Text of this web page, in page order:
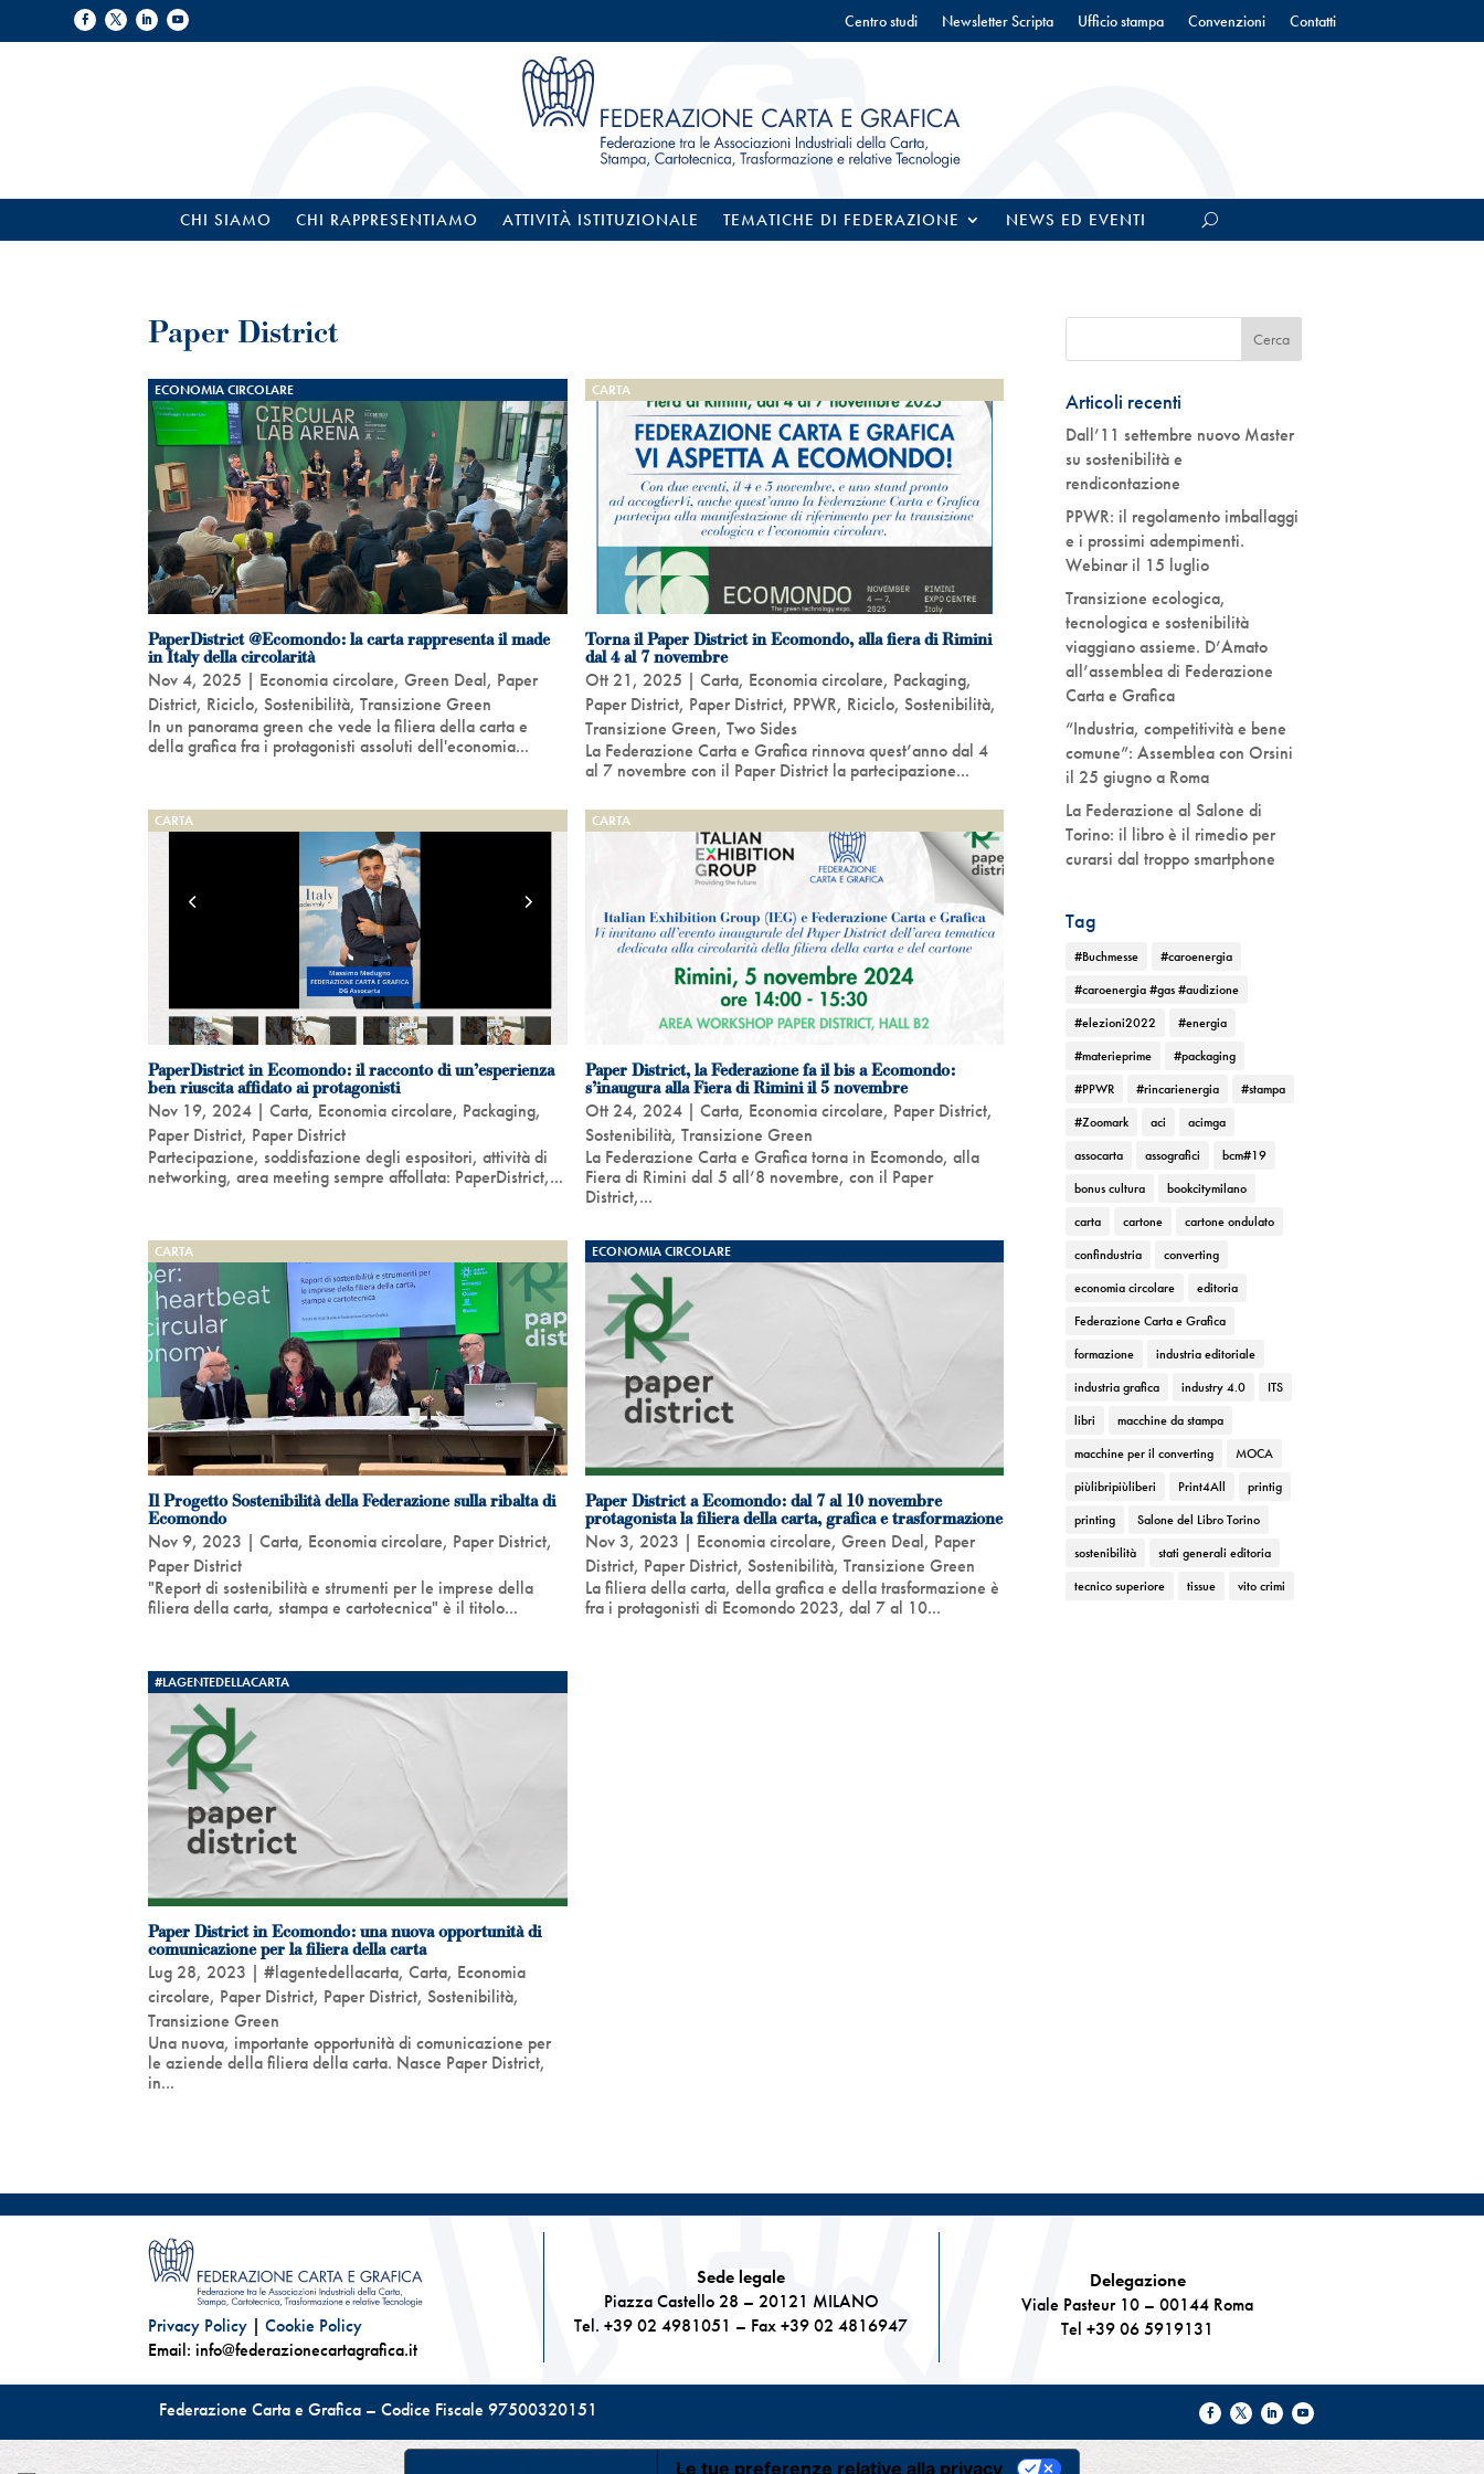
Centro studi Newsletter Scripta Ufficio stampa Convenzioni Contatti
CHI SIAMO CHI RAPPRESENTIAMO ATTIVITÀ ISTITUZIONALE TEMATICHE DI FEDERAZIONE NEWS ED EVENTI
Paper District
ECONOMIA CIRCOLARE
PaperDistrict @Ecomondo: la carta rappresenta il made
in Italy della circolarità
Nov 4, 2025 | Economia circolare,Green Deal, Paper
District, Riciclo,Sostenibilità,Transizione Green
In un panorama green che vede la filiera della carta e
della grafica fra i protagonisti assoluti dell'economia...
CARTA
Torna il Paper District in Ecomondo, alla fiera di Rimini
dal 4 al 7 novembre
Ott 21, 2025 | Carta, Economia circolare, Packaging,
Paper District, Paper District, PPWR, Riciclo, Sostenibilità,
Transizione Green, Two Sides
La Federazione Carta e Grafica rinnova quest’anno dal 4
al 7 novembre con il Paper District la partecipazione...
CARTA
PaperDistrict in Ecomondo: il racconto di un’esperienza
ben riuscita affidato ai protagonisti
Nov 19, 2024 |Carta, Economia circolare, Packaging,
Paper District, Paper District
Partecipazione, soddisfazione degli espositori, attività di
networking, area meeting sempre affollata: PaperDistrict,...
CARTA
Paper District, la Federazione fa il bis a Ecomondo:
s’inaugura alla Fiera di Rimini il 5 novembre
Ott 24, 2024| Carta, Economia circolare, Paper District,
Sostenibilità, Transizione Green
La Federazione Carta e Grafica torna in Ecomondo, alla
Fiera di Rimini dal 5 all’8 novembre, con il Paper
District,...
CARTA
Il Progetto Sostenibilità della Federazione sulla ribalta di
Ecomondo
Nov 9, 2023 |Carta, Economia circolare, Paper District,
Paper District
"Report di sostenibilità e strumenti per le imprese della
filiera della carta, stampa e cartotecnica" è il titolo...
ECONOMIA CIRCOLARE
Paper District a Ecomondo: dal 7 al 10 novembre
protagonista la filiera della carta, grafica e trasformazione
Nov 3, 2023 | Economia circolare, Green Deal, Paper
District, Paper District, Sostenibilità, Transizione Green
La filiera della carta, della grafica e della trasformazione è
fra i protagonisti di Ecomondo 2023, dal 7 al 10...
#LAGENTEDELLACARTA
Paper District in Ecomondo: una nuova opportunità di
comunicazione per la filiera della carta
Lug 28, 2023 |#lagentedellacarta,Carta, Economia
circolare, Paper District, Paper District,Sostenibilità,
Transizione Green
Una nuova, importante opportunità di comunicazione per
le aziende della filiera della carta. Nasce Paper District,
in...
Articoli recenti
Dall’11 settembre nuovo Master
su sostenibilità e
rendicontazione
PPWR: il regolamento imballaggi
e i prossimi adempimenti.
Webinar il 15 luglio
Transizione ecologica,
tecnologica e sostenibilità
viaggiano assieme. D’Amato
all’assemblea di Federazione
Carta e Grafica
“Industria, competitività e bene
comune”: Assemblea con Orsini
il 25 giugno a Roma
La Federazione al Salone di
Torino: il libro è il rimedio per
curarsi dal troppo smartphone
Tag
#Buchmesse
#caroenergia
#caroenergia #gas #audizione
#elezioni2022
#energia
#materieprime
#packaging
#PPWR
#rincarienergia
#stampa
#Zoomark
aci
acimga
assocarta
assografici
bcm#19
bonus cultura
bookcitymilano
carta
cartone
cartone ondulato
confindustria
converting
economia circolare
editoria
Federazione Carta e Grafica
formazione
industria editoriale
industria grafica
industry 4.0
ITS
libri
macchine da stampa
macchine per il converting
MOCA
piùlibripiùliberi
Print4All
printig
printing
Salone del Libro Torino
sostenibilità
stati generali editoria
tecnico superiore
tissue vito crimi
Privacy Policy |Cookie Policy
Email: info@federazionecartagrafica.it
Sede legale
Piazza Castello 28 – 20121 MILANO
Tel. +39 02 4981051 – Fax +39 02 4816947
Delegazione
Viale Pasteur 10 – 00144 Roma
Tel +39 06 5919131
Federazione Carta e Grafica – Codice Fiscale 97500320151
Le tue preferenze relative alla privacy